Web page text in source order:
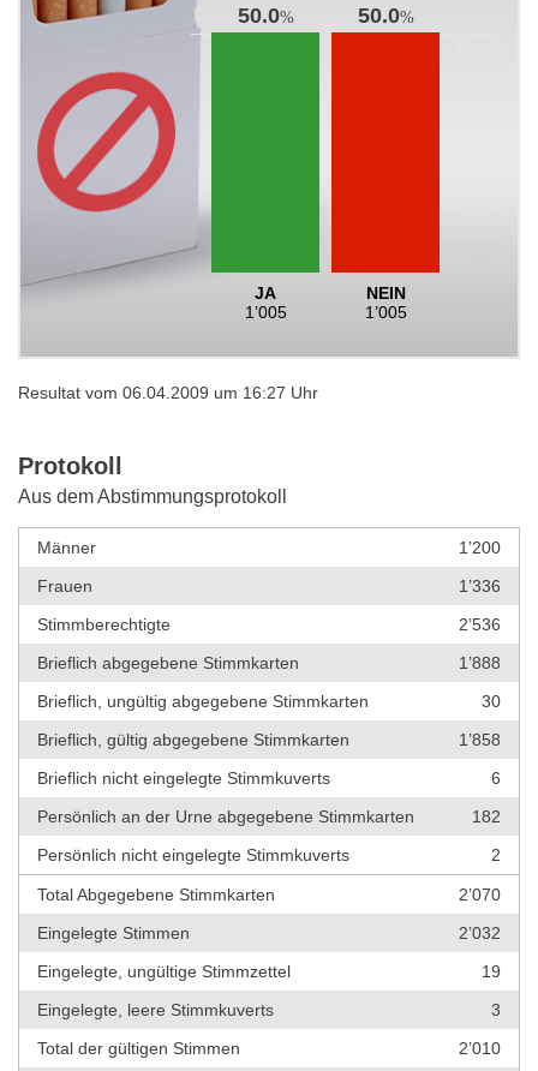
50.0%
JA
1’005
50.0%
NEIN
1’005
Resultat vom 06.04.2009 um 16:27 Uhr
Protokoll
Aus dem Abstimmungsprotokoll
Männer
1’200
Frauen
1’336
Stimmberechtigte
2’536
Brieflich abgegebene Stimmkarten
1’888
Brieflich, ungültig abgegebene Stimmkarten
30
Brieflich, gültig abgegebene Stimmkarten
1’858
Brieflich nicht eingelegte Stimmkuverts
6
Persönlich an der Urne abgegebene Stimmkarten
182
Persönlich nicht eingelegte Stimmkuverts
2
Total Abgegebene Stimmkarten
2’070
Eingelegte Stimmen
2’032
Eingelegte, ungültige Stimmzettel
19
Eingelegte, leere Stimmkuverts
3
Total der gültigen Stimmen
2’010